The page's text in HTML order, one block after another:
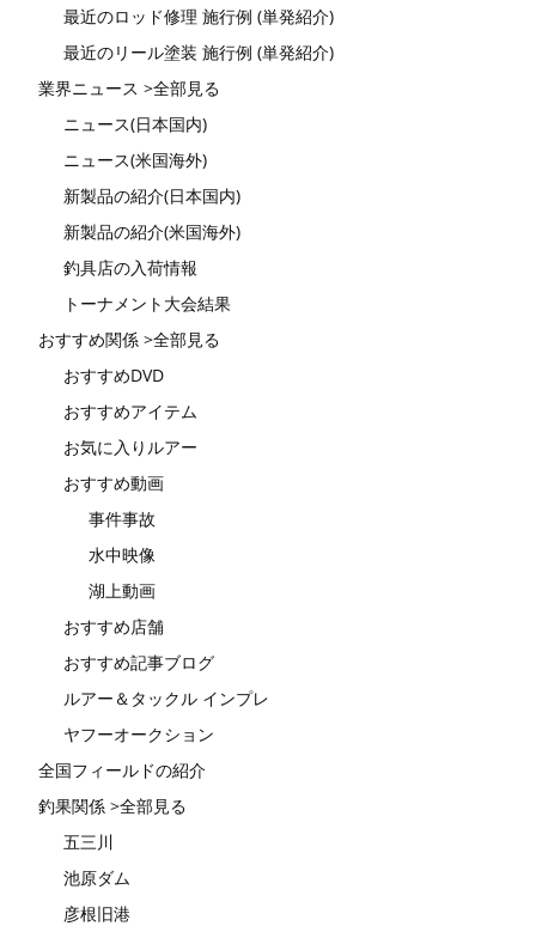
最近のロッド修理 施行例 (単発紹介)
最近のリール塗装 施行例 (単発紹介)
業界ニュース >全部見る
ニュース(日本国内)
ニュース(米国海外)
新製品の紹介(日本国内)
新製品の紹介(米国海外)
釣具店の入荷情報
トーナメント大会結果
おすすめ関係 >全部見る
おすすめDVD
おすすめアイテム
お気に入りルアー
おすすめ動画
事件事故
水中映像
湖上動画
おすすめ店舗
おすすめ記事ブログ
ルアー＆タックル インプレ
ヤフーオークション
全国フィールドの紹介
釣果関係 >全部見る
五三川
池原ダム
彦根旧港